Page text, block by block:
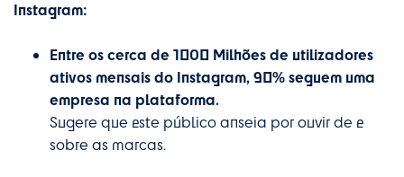
Instagram:
Entre os cerca de 1000 Milhões de utilizadores
ativos mensais do Instagram, 90% seguem uma
empresa na plataforma.
Sugere que este público anseia por ouvir de e
sobre as marcas.